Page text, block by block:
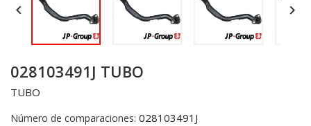
 
028103491J TUBO
TUBO
Número de comparaciones: 028103491J